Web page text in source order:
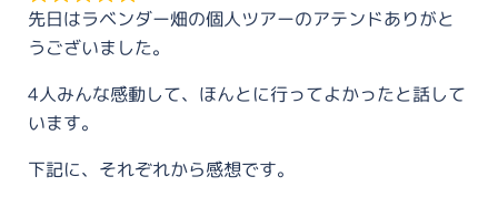
先日はラベンダー畑の個人ツアーのアテンドありがと
うございました。
4人みんな感動して、ほんとに行ってよかったと話して
います。
下記に、それぞれから感想です。